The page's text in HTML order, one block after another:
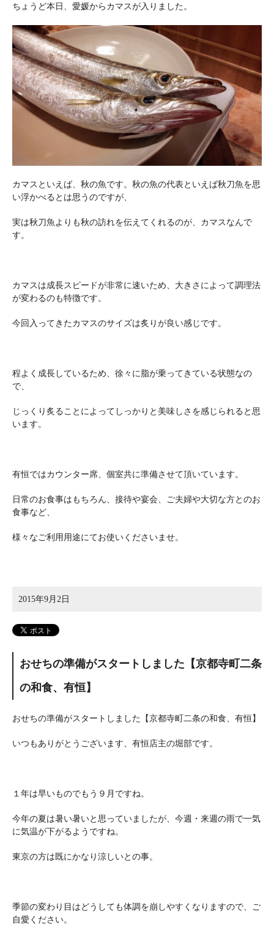
ちょうど本日、愛媛からカマスが入りました。
カマスといえば、秋の魚です。秋の魚の代表といえば秋刀魚を思
い浮かべるとは思うのですが、
実は秋刀魚よりも秋の訪れを伝えてくれるのが、カマスなんで
す。
カマスは成長スピードが非常に速いため、大きさによって調理法
が変わるのも特徴です。
今回入ってきたカマスのサイズは炙りが良い感じです。
程よく成長しているため、徐々に脂が乗ってきている状態なの
で、
じっくり炙ることによってしっかりと美味しさを感じられると思
います。
有恒ではカウンター席、個室共に準備させて頂いています。
日常のお食事はもちろん、接待や宴会、ご夫婦や大切な方とのお
食事など、
様々なご利用用途にてお使いくださいませ。
2015年9月2日
おせちの準備がスタートしました【京都寺町二条
の和食、有恒】
おせちの準備がスタートしました【京都寺町二条の和食、有恒】
いつもありがとうございます、有恒店主の堀部です。
１年は早いものでもう９月ですね。
今年の夏は暑い暑いと思っていましたが、今週・来週の雨で一気
に気温が下がるようですね。
東京の方は既にかなり涼しいとの事。
季節の変わり目はどうしても体調を崩しやすくなりますので、ご
自愛ください。